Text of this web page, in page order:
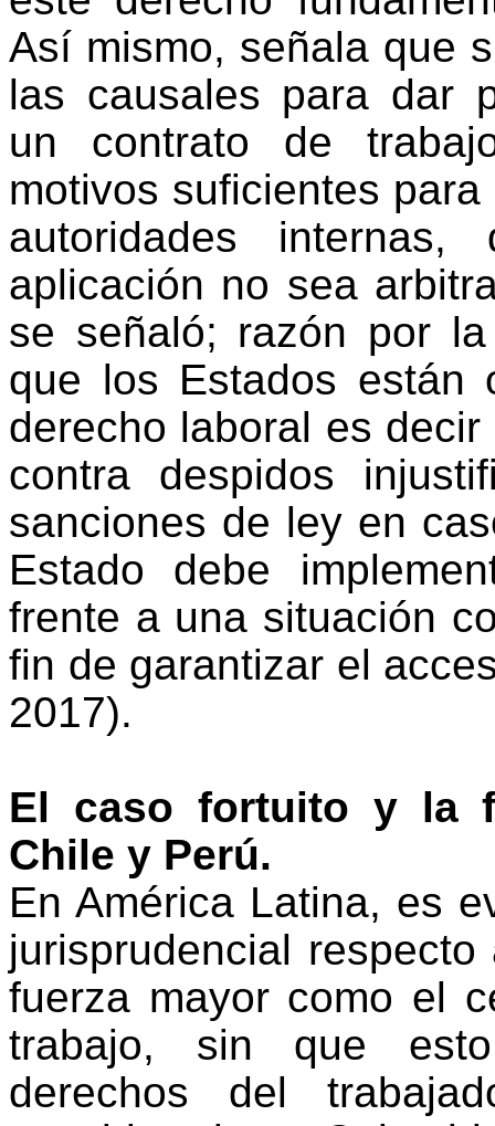
Así mismo, señala que
las causales para dar
un contrato de
motivos suficientes
autoridades internas,
aplicación no sea
se señaló; razón por
que los Estados están
derecho laboral es
contra despidos
sanciones de ley en
Estado debe
frente a una situación
fin de garantizar el
2017).
El caso fortuito y la
Chile y Perú.
En América Latina, es
jurisprudencial
fuerza mayor como el
trabajo, sin que
derechos del